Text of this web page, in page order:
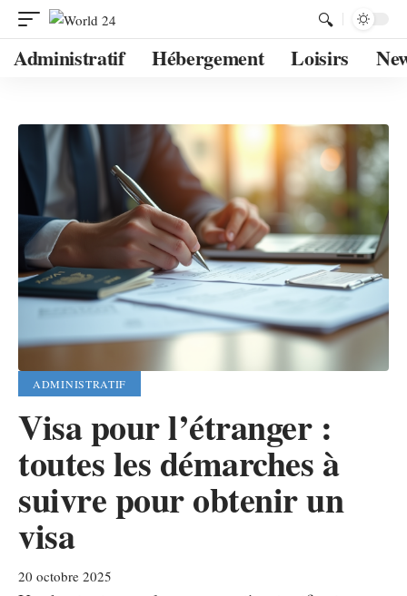
Administratif Hébergement Loisirs
ADMINISTRATIF
Visa pour l’étranger :
toutes les démarches à
suivre pour obtenir un
visa
20 octobre 2025